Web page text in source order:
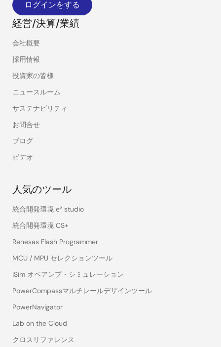
ログインをする
経営/決算/業績
会社概要
採用情報
投資家の皆様
ニュースルーム
サステナビリティ
お問合せ
ブログ
ビデオ
人気のツール
統合開発環境 e² studio
統合開発環境 CS+
Renesas Flash Programmer
MCU / MPU セレクションツール
iSim オペアンプ・シミュレーション
PowerCompassマルチレールデザインツール
PowerNavigator
Lab on the Cloud
クロスリファレンス